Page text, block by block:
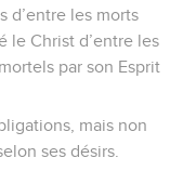
d’entre les morts
le Christ d’entre les
par son Esprit
mais non
ses désirs.